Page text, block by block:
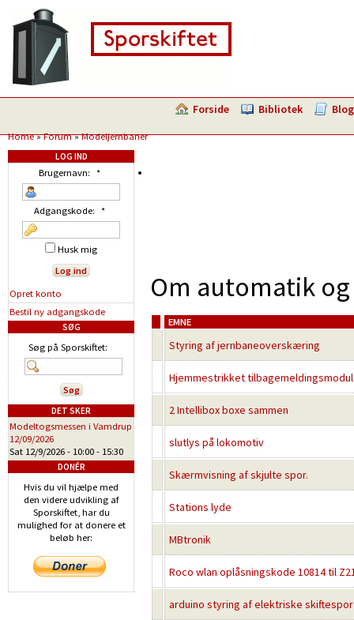
Forside Bibliotek Blog
Home»Forum»Modeljernbaner
Om automatik
EMNE
Styring af jernbaneoverskæring
Hjemmestrikket
2 Intellibox boxe sammen
slutlys på lokomotiv
Skærmvisning af skjulte spor.
Stations lyde
MBtronik
Roco wlan oplåsningskode 10814 til
arduino styring af elektriske skiftespor
LOG IND
Brugernavn: *
Adgangskode: *
Husk mig
Opret konto
Bestil ny adgangskode
SØG
Søg på Sporskiftet:
DET SKER
Modeltogsmessen i Vamdrup
12/09/2026
Sat 12/9/2026 - 10:00 - 15:30
DONÉR
Hvis du vil hjælpe med
den videre udvikling af
Sporskiftet, har du
mulighed for at donere et
beløb her: